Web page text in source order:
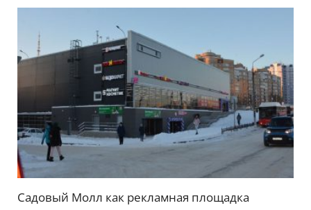
Садовый Молл как рекламная площадка